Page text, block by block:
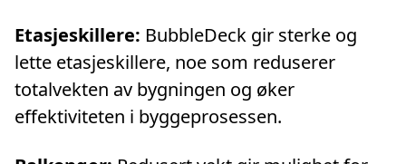
Etasjeskillere: BubbleDeck gir sterke og
lette etasjeskillere, noe som reduserer
totalvekten av bygningen og øker
effektiviteten i byggeprosessen.